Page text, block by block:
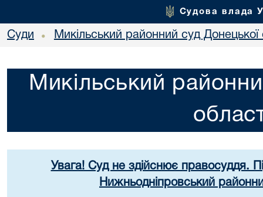
Судова влада
Суди • Микільський районний суд Донецької
Микільський
Увага! Суд не здійснює правосуддя.
Нижньодніпровський